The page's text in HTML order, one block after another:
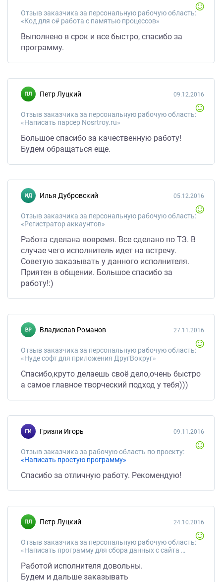
Отзыв заказчика за персональную рабочую область:
«Код для c# работа с памятью процессов»
Выполнено в срок и все быстро, спасибо за
программу.
Петр Луцкий
Отзыв заказчика за персональную рабочую область:
«Написать парсер Nosrtroy.ru»
09.12.2016
Большое спасибо за качественную работу!
Будем обращаться еще.
Илья Дубровский
Отзыв заказчика за персональную рабочую область:
«Регистратор аккаунтов»
05.12.2016
Работа сделана вовремя. Все сделано по ТЗ. В
случае чего исполнитель идет на встречу.
Советую заказывать у данного исполнителя.
Приятен в общении. Большое спасибо за
работу!:)
Владислав Романов
Отзыв заказчика за персональную рабочую область:
«Нуде софт для приложения ДругВокруг»
27.11.2016
Спасибо,круто делаешь своё дело,очень быстро
а самое главное творческий подход у тебя)))
Гризли Игорь
Отзыв заказчика за рабочую область по проекту:
«Написать простую программу»
09.11.2016
Спасибо за отличную работу. Рекомендую!
Петр Луцкий
Отзыв заказчика за персональную рабочую область:
«Написать программу для сбора данных с сайта Гугл Карт»
24.10.2016
Работой исполнителя довольны.
Будем и дальше заказывать